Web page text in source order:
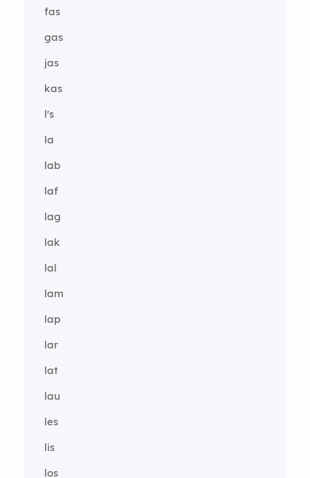
fas
gas
jas
kas
l's
la
lab
laf
lag
lak
lal
lam
lap
lar
lat
lau
les
lis
los